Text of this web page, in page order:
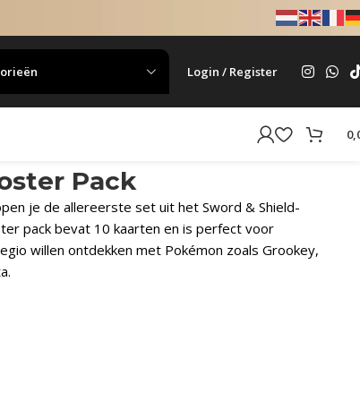
Login / Register
Pack
je de allereerste set uit het Sword & Shield-
pack bevat 10 kaarten en is perfect voor
willen ontdekken met Pokémon zoals Grookey,